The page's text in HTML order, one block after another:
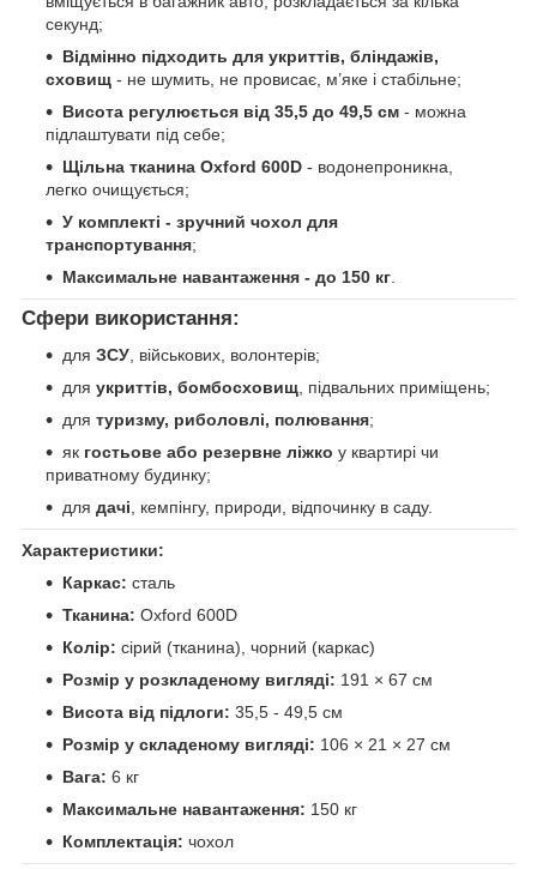
секунд;
Відмінно підходить для укриттів, бліндажів,
сховищ - не шумить, не провисає, м’яке і стабільне;
Висота регулюється від 35,5 до 49,5 см - можна
підлаштувати під себе;
Щільна тканина Oxford 600D - водонепроникна,
легко очищується;
У комплекті - зручний чохол для
транспортування;
Максимальне навантаження - до 150 кг
Сфери використання:
для ЗСУ , військових, волонтерів;
для укриттів, бомбосховищ , підвальних приміщень;
для туризму, риболовлі, полювання;
як гостьове або резервне ліжко у квартирі чи
приватному будинку;
для дачі , кемпінгу, природи, відпочинку в саду.
Характеристики:
Каркас: сталь
Тканина: Oxford 600D
Колір: сірий (тканина), чорний (каркас)
Розмір у розкладеному вигляді: 191 × 67 см
Висота від підлоги: 35,5 - 49,5 см
Розмір у складеному вигляді: 106 × 21 × 27 см
Вага: 6 кг
Максимальне навантаження: 150 кг
Комплектація: чохол